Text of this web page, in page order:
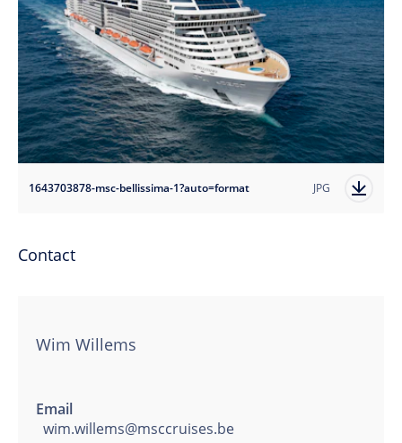
1643703878-msc-bellissima-1?auto=format JPG
Contact
Wim Willems
Email
wim.willems@msccruises.be